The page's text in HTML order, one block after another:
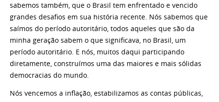
sabemos também, que o Brasil tem enfrentado e vencido
grandes desafios em sua história recente. Nós sabemos que
saímos do período autoritário, todos aqueles que são da
minha geração sabem o que significava, no Brasil, um
período autoritário. E nós, muitos daqui participando
diretamente, construímos uma das maiores e mais sólidas
democracias do mundo.
Nós vencemos a inflação, estabilizamos as contas públicas,